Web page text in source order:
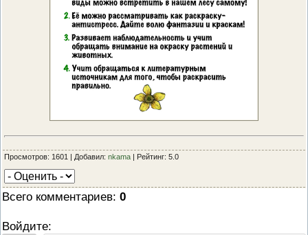
Просмотров: 1601 | Добавил: nkama | Рейтинг: 5.0
Всего комментариев: 0
Войдите: